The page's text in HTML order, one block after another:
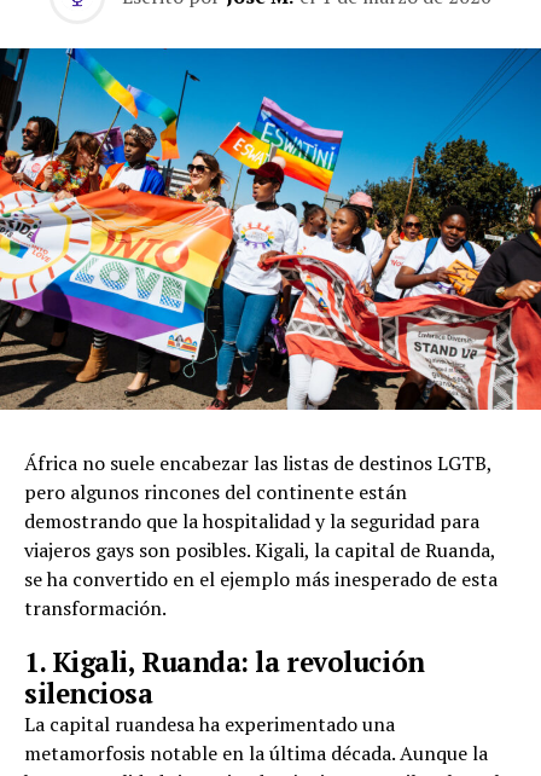
África no suele encabezar las listas de destinos LGTB,
pero algunos rincones del continente están
demostrando que la hospitalidad y la seguridad para
viajeros gays son posibles. Kigali, la capital de Ruanda,
se ha convertido en el ejemplo más inesperado de esta
transformación.
1. Kigali, Ruanda: la revolución
silenciosa
La capital ruandesa ha experimentado una
metamorfosis notable en la última década. Aunque la